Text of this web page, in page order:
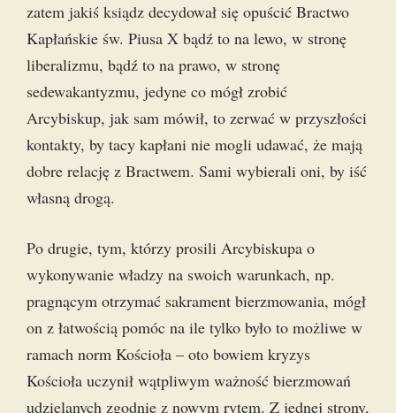
zatem jakiś ksiądz decydował się opuścić Bractwo
Kapłańskie św. Piusa X bądź to na lewo, w stronę
liberalizmu, bądź to na prawo, w stronę
sedewakantyzmu, jedyne co mógł zrobić
Arcybiskup, jak sam mówił, to zerwać w przyszłości
kontakty, by tacy kapłani nie mogli udawać, że mają
dobre relację z Bractwem. Sami wybierali oni, by iść
własną drogą.
Po drugie, tym, którzy prosili Arcybiskupa o
wykonywanie władzy na swoich warunkach, np.
pragnącym otrzymać sakrament bierzmowania, mógł
on z łatwością pomóc na ile tylko było to możliwe w
ramach norm Kościoła – oto bowiem kryzys
Kościoła uczynił wątpliwym ważność bierzmowań
udzielanych zgodnie z nowym rytem. Z jednej strony,